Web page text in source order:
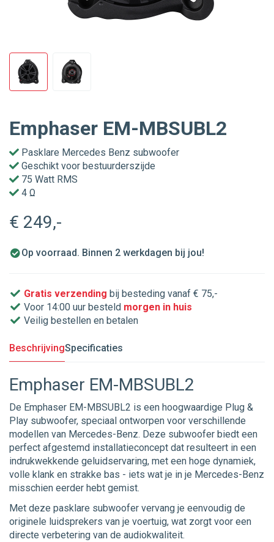
Emphaser EM-MBSUBL2
Pasklare Mercedes Benz subwoofer
Geschikt voor bestuurderszijde
75 Watt RMS
4 Ω
€ 249,-
Op voorraad. Binnen 2 werkdagen bij jou!
Gratis verzending bij besteding vanaf € 75,-
Voor 14:00 uur besteld morgen in huis
Veilig bestellen en betalen
BeschrijvingSpecificaties
Emphaser EM-MBSUBL2
De Emphaser EM-MBSUBL2 is een hoogwaardige Plug &
Play subwoofer, speciaal ontworpen voor verschillende
modellen van Mercedes-Benz. Deze subwoofer biedt een
perfect afgestemd installatieconcept dat resulteert in een
indrukwekkende geluidservaring, met een hoge dynamiek,
volle klank en strakke bas - iets wat je in je Mercedes-Benz
misschien eerder hebt gemist.
Met deze pasklare subwoofer vervang je eenvoudig de
originele luidsprekers van je voertuig, wat zorgt voor een
directe verbetering van de audiokwaliteit.